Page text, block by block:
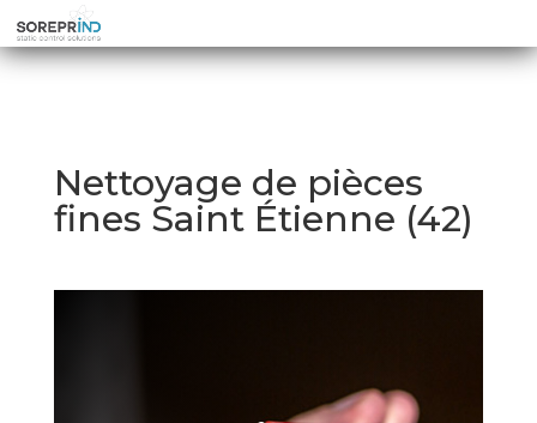
Nettoyage de pièces
fines Saint Étienne (42)